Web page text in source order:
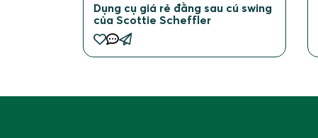
Dụng cụ giá rẻ đằng sau cú swing
của Scottie Scheffler